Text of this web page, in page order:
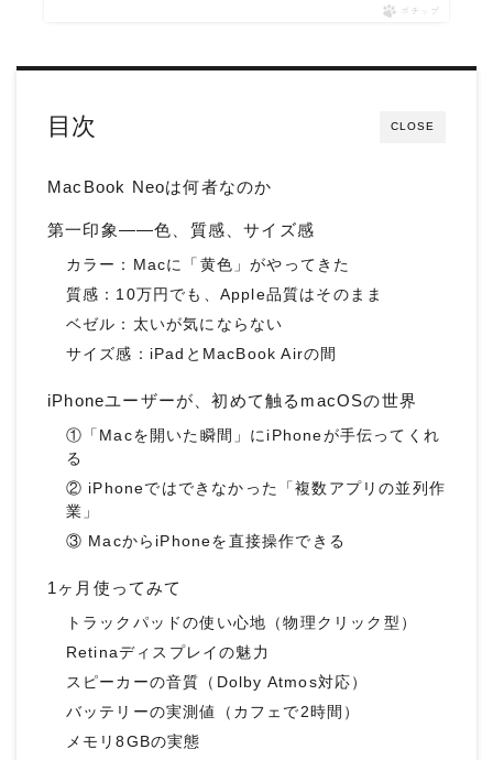
ポチップ
CLOSE
目次
MacBook Neoは何者なのか
第一印象——色、質感、サイズ感
カラー：Macに「黄色」がやってきた
質感：10万円でも、Apple品質はそのまま
ベゼル：太いが気にならない
サイズ感：iPadとMacBook Airの間
iPhoneユーザーが、初めて触るmacOSの世界
①「Macを開いた瞬間」にiPhoneが手伝ってくれ
る
② iPhoneではできなかった「複数アプリの並列作
業」
③ MacからiPhoneを直接操作できる
1ヶ月使ってみて
トラックパッドの使い心地（物理クリック型）
Retinaディスプレイの魅力
スピーカーの音質（Dolby Atmos対応）
バッテリーの実測値（カフェで2時間）
メモリ8GBの実態